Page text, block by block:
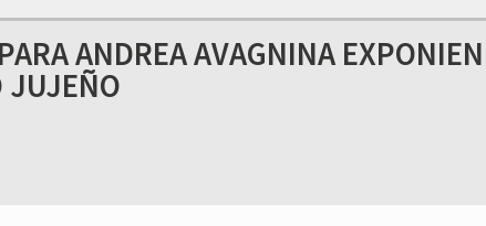
ANDREA AVAGNINA
JUJEÑO